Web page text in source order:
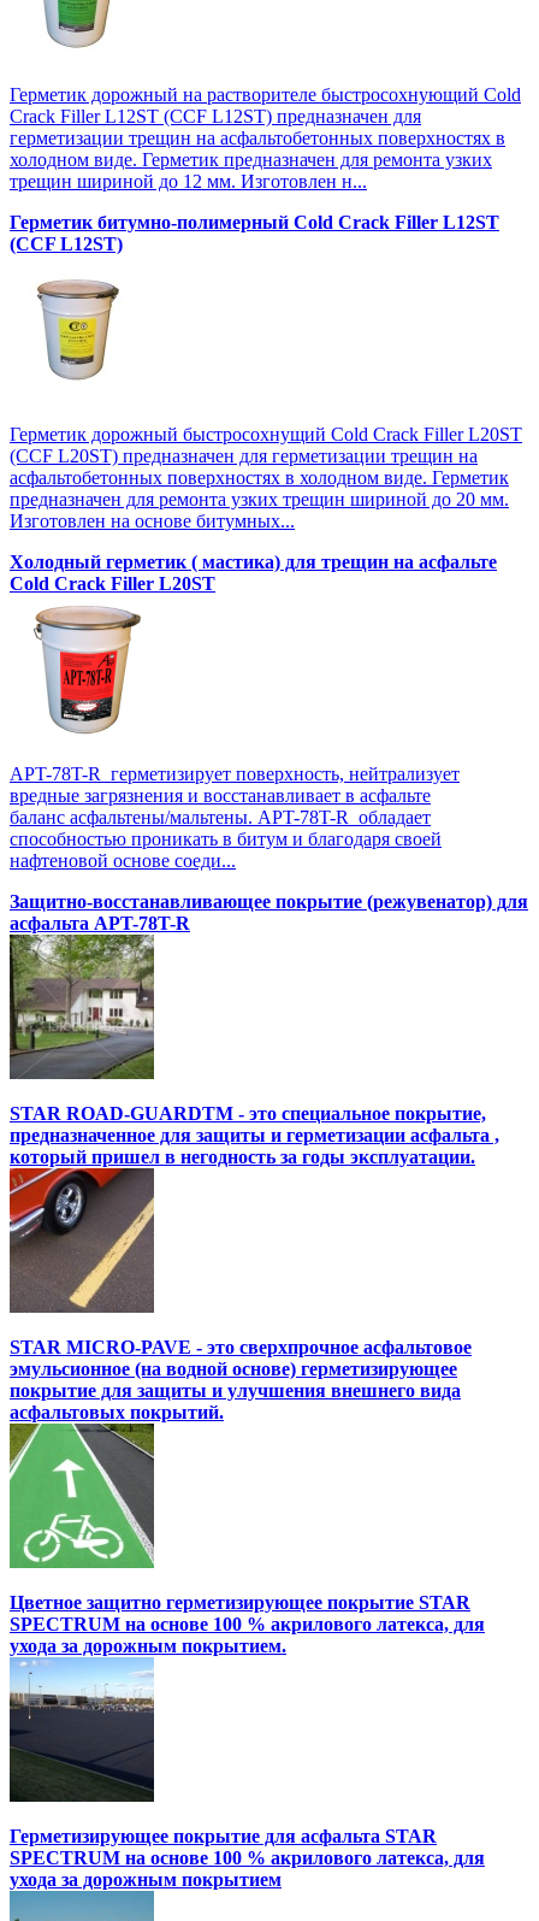
Герметик дорожный на растворителе быстросохнующий Cold
Crack Filler L12SТ (CCF L12SТ) предназначен для
герметизации трещин на асфальтобетонных поверхностях в
холодном виде. Герметик предназначен для ремонта узких
трещин шириной до 12 мм. Изготовлен н...
Герметик битумно-полимерный Cold Crack Filler L12SТ
(CCF L12SТ)
Герметик дорожный быстросохнущий Cold Crack Filler L20SТ
(CCF L20SТ) предназначен для герметизации трещин на
асфальтобетонных поверхностях в холодном виде. Герметик
предназначен для ремонта узких трещин шириной до 20 мм.
Изготовлен на основе битумных...
Холодный герметик ( мастика) для трещин на асфальте
Cold Crack Filler L20SТ
APT-78T-R герметизирует поверхность, нейтрализует
вредные загрязнения и восстанавливает в асфальте
баланс асфальтены/мальтены. APT-78T-R обладает
способностью проникать в битум и благодаря своей
нафтеновой основе соеди...
Защитно-восстанавливающее покрытие (режувенатор) для
асфальта APT-78T-R
STAR ROAD-GUARDTM - это специальное покрытие,
предназначенное для защиты и герметизации асфальта ,
который пришел в негодность за годы эксплуатации.
STAR MICRO-PAVE - это сверхпрочное асфальтовое
эмульсионное (на водной основе) герметизирующее
покрытие для защиты и улучшения внешнего вида
асфальтовых покрытий.
Цветное защитно герметизирующее покрытие STAR
SPECTRUM на основе 100 % акрилового латекса, для
ухода за дорожным покрытием.
Герметизирующее покрытие для асфальта STAR
SPECTRUM на основе 100 % акрилового латекса, для
ухода за дорожным покрытием